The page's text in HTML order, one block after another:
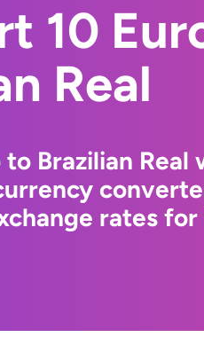
10
Real
Brazilian Real
rates